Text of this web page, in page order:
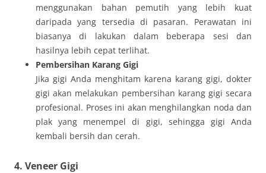
menggunakan bahan pemutih yang lebih kuat
daripada yang tersedia di pasaran. Perawatan ini
biasanya di lakukan dalam beberapa sesi dan
hasilnya lebih cepat terlihat.
Pembersihan Karang Gigi
Jika gigi Anda menghitam karena karang gigi, dokter
gigi akan melakukan pembersihan karang gigi secara
profesional. Proses ini akan menghilangkan noda dan
plak yang menempel di gigi, sehingga gigi Anda
kembali bersih dan cerah.
4. Veneer Gigi